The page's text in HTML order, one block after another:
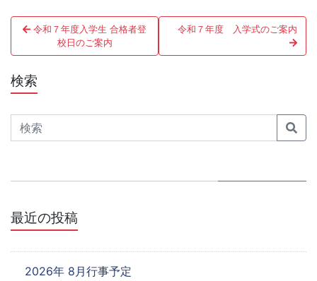
投
稿
ナ
ビ
ゲ
ー
シ
ン
令和７年度入学生 合格者登
校日のご案内
令和７年度 入学式のご案内
検索
Search
最近の投稿
2026年 8月行事予定